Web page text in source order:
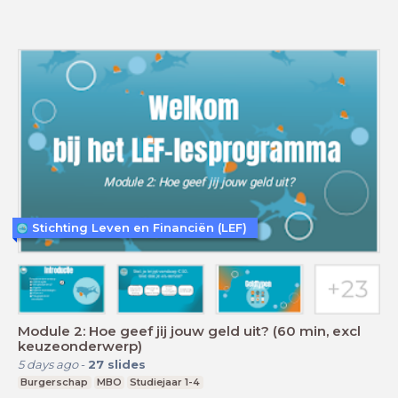
Module 2: Hoe geef jij jouw geld uit? (60 min, excl
keuzeonderwerp)
5 days ago- 27 slides
Burgerschap MBO Studiejaar 1-4
Stichting Leven en Financiën (LEF)